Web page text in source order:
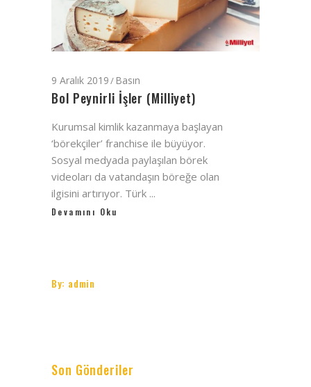
9 Aralık 2019 Basın
Bol Peynirli İşler (Milliyet)
Kurumsal kimlik kazanmaya başlayan
‘börekçiler’ franchise ile büyüyor.
Sosyal medyada paylaşılan börek
videoları da vatandaşın böreğe olan
ilgisini artırıyor. Türk
Devamını Oku
By: admin
Son Gönderiler